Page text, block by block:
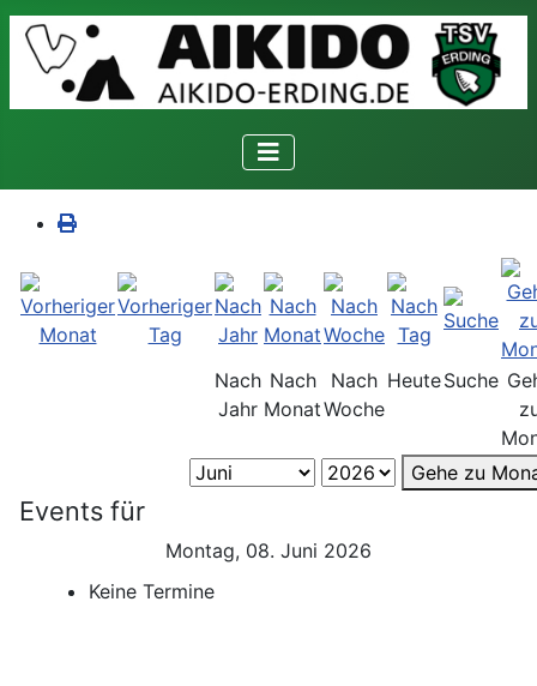
Nach
Jahr
Nach
Monat
Nach
Woche
HeuteSuche
Gehe zu
Events für
Montag, 08. Juni 2026
Keine Termine